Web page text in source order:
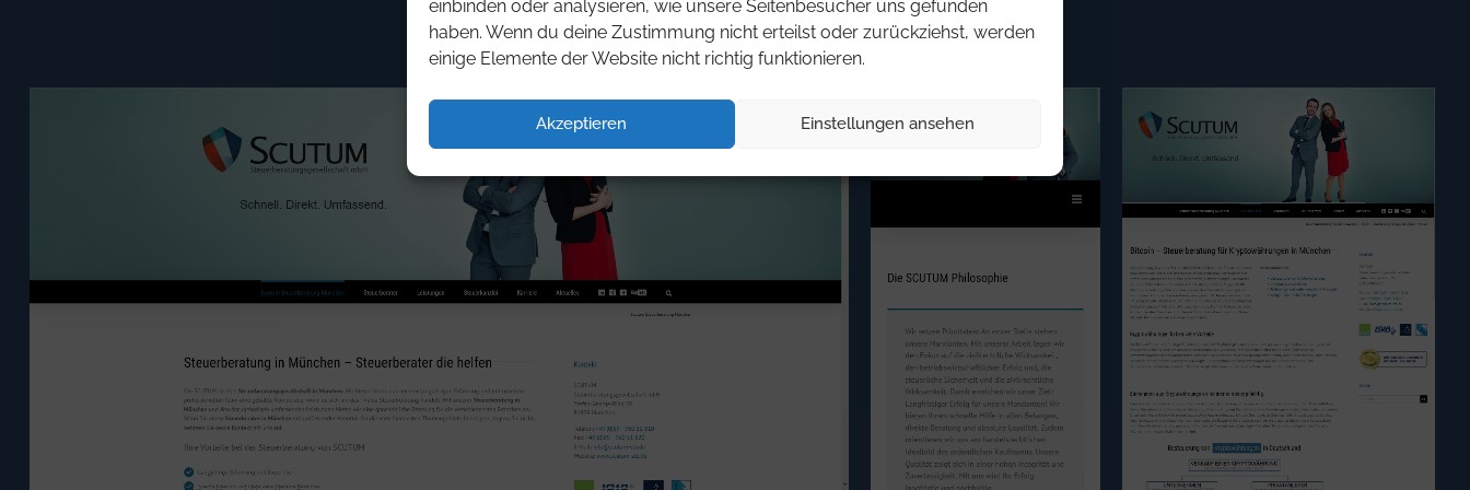
einbinden oder analysieren, wie unsere Seitenbesucher uns gefunden
haben. Wenn du deine Zustimmung nicht erteilst oder zurückziehst, werden
einige Elemente der Website nicht richtig funktionieren.
Akzeptieren Einstellungen ansehen